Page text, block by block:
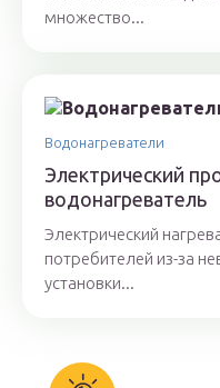
множество...
Водонагреватели
Электрический
водонагреватель
Электрический
потребителей из-за
установки...